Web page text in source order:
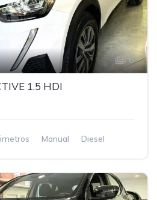
6
1.5 HDI
Manual Diesel